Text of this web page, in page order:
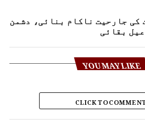
کی جارحیت ناکام بنائی، دشمن
بقائی
YOU MAY LIKE
CLICK TO